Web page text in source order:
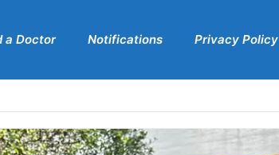
a Doctor Notifications Privacy Policy